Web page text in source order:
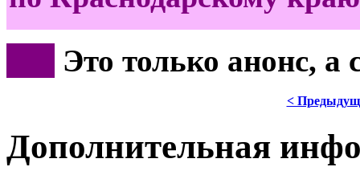
Это только анонс,
<
Дополнительная